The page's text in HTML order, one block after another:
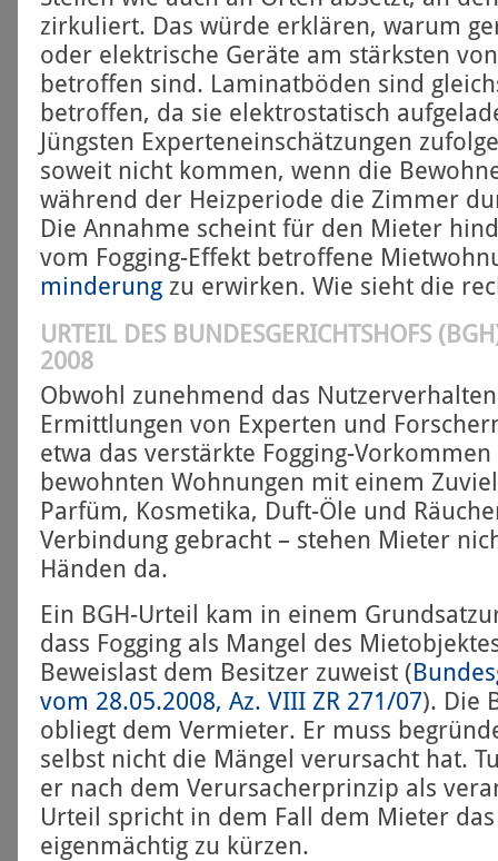
zirkuliert. Das würde erklären, warum
oder elektrische Geräte am stärksten
betroffen sind. Laminat­böden sind
betroffen, da sie elektrostatisch
Jüngsten Experten­einschätzungen
soweit nicht kommen, wenn die
während der Heizperiode die Zimmer
Die Annahme scheint für den Mieter
vom Fogging-Effekt betroffene
minderung zu erwirken. Wie sieht die
URTEIL DES BUNDESGERICHTSHOFS
2008
Obwohl zunehmend das
Ermittlungen von Experten und
etwa das verstärkte Fogging-
bewohnten Wohnungen mit einem
Parfüm, Kosmetika, Duft-Öle und
Verbindung gebracht – stehen Mieter
Händen da.
Ein BGH-Urteil kam in einem
dass Fogging als Mangel des
Beweislast dem Besitzer zuweist (
vom 28.05.2008, Az. VIII ZR 271/07). Die
obliegt dem Vermieter. Er muss
selbst nicht die Mängel verursacht hat.
er nach dem Verursacher­prinzip als
Urteil spricht in dem Fall dem Mieter
eigenmächtig zu kürzen.